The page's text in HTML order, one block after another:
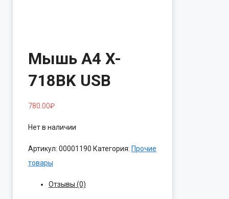
Мышь A4 X-
718BK USB
780.00₽
Нет в наличии
Артикул: 00001190 Категория: Прочие
товары
Отзывы (0)